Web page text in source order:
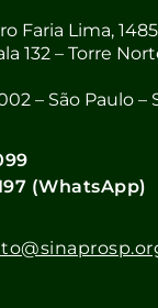
Faria Lima, 1485
132 – Torre
– São Paulo –
(WhatsApp)